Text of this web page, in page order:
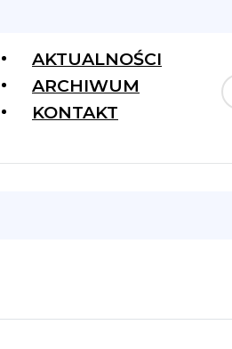
AKTUALNOŚCI
ARCHIWUM
KONTAKT